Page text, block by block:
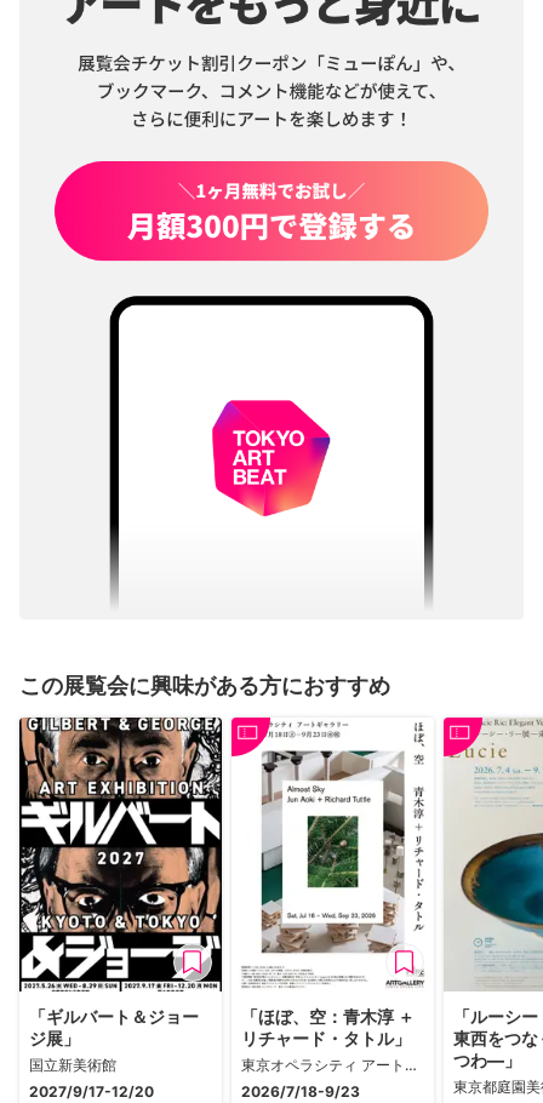
この展覧会に興味がある方におすすめ
「ギルバート＆ジョー
ジ展」
国立新美術館
2027/9/17-12/20
「ほぼ、空：青木淳 ＋
リチャード・タトル」
東京オペラシティ アートギャラリー
2026/7/18-9/23
「ルーシ
東西をつ
つわ―」
東京都庭園